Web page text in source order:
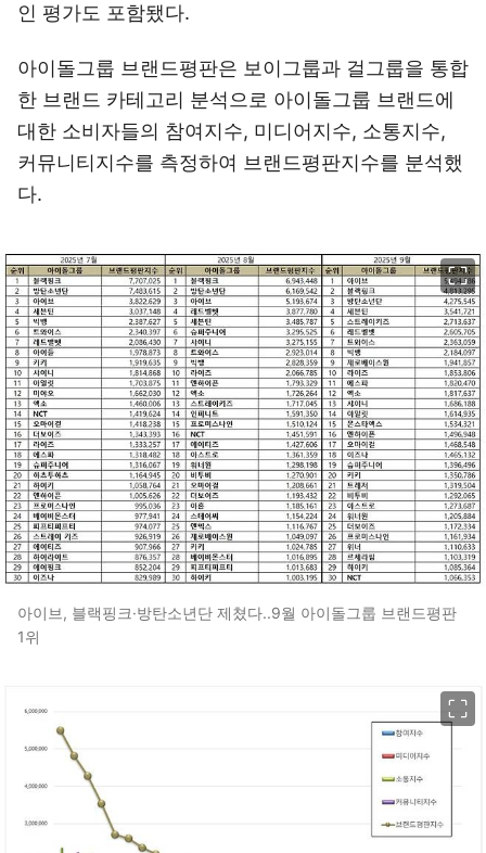
인 평가도 포함됐다.
아이돌그룹 브랜드평판은 보이그룹과 걸그룹을 통합
한 브랜드 카테고리 분석으로 아이돌그룹 브랜드에
대한 소비자들의 참여지수, 미디어지수, 소통지수,
커뮤니티지수를 측정하여 브랜드평판지수를 분석했
다.
아이브, 블랙핑크·방탄소년단 제쳤다..9월 아이돌그룹 브랜드평판
1위